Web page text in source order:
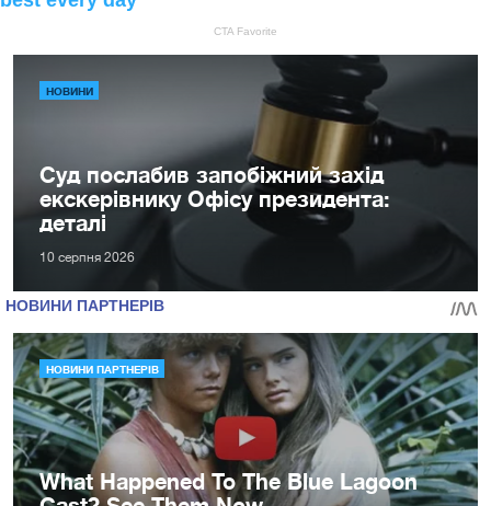
НОВИНИ
Суд послабив запобіжний захід
екскерівнику Офісу президента:
деталі
10 серпня 2026